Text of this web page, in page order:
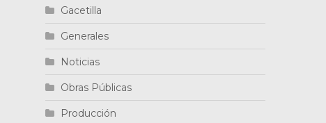
Gacetilla
Generales
Noticias
Obras Públicas
Producción